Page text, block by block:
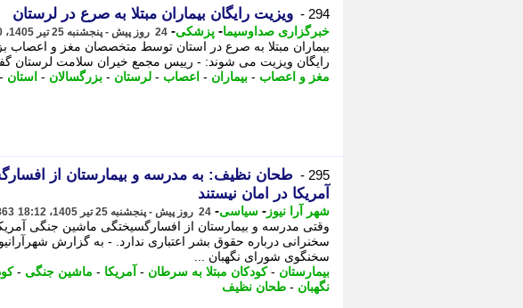
294 - ویزیت رایگان بیماران مبتلا به صرع در لرستان
خبرگزاری صداوسیما- پزشکی- 24 روز پیش - پنجشنبه 25 تیر 1405، 18:20
بیماران مبتلا به صرع در استان توسط متخصصان مغز و
رایگان ویزیت می شوند: - رییس مجمع خیران سلامت لرستان
مغز و اعصاب - بیماران - اعصاب - لرستان - بزرگسالان - استان -
295 -
طحان نظیف: به مدرسه و بیمارستان از
آمریکا در امان نیستند
شهر آرا نیوز - سیاسی- 24 روز پیش - پنجشنبه 25 تیر 1405، 18:12
وقتی مدرسه و بیمارستان از افسارگسیختگی ماشین جنگی
سخنرانی درباره حقوق بشر اعتباری ندارد. - به گزارش
سخنگوی شورای نگهبان ...
بیمارستان -کودکان مبتلا به سرطان - آمریکا - ماشین جنگی -
نگهبان - طحان نظیف